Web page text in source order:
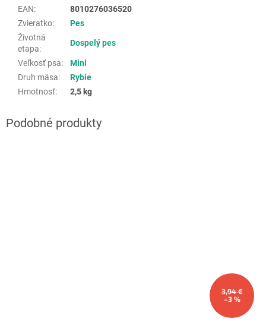
EAN:
8010276036520
Zvieratko:
Pes
Životná
etapa:
Dospelý pes
Veľkosť psa:
Mini
Druh mäsa:
Rybie
Hmotnosť: 2,5 kg
3,94 €
–3 %